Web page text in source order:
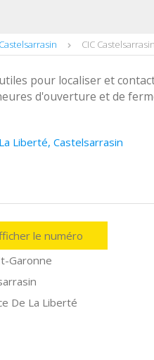
CIC
pour localiser et
d'ouverture et de
Liberté, Castelsarrasin
le numéro
Garonne
De La Liberté